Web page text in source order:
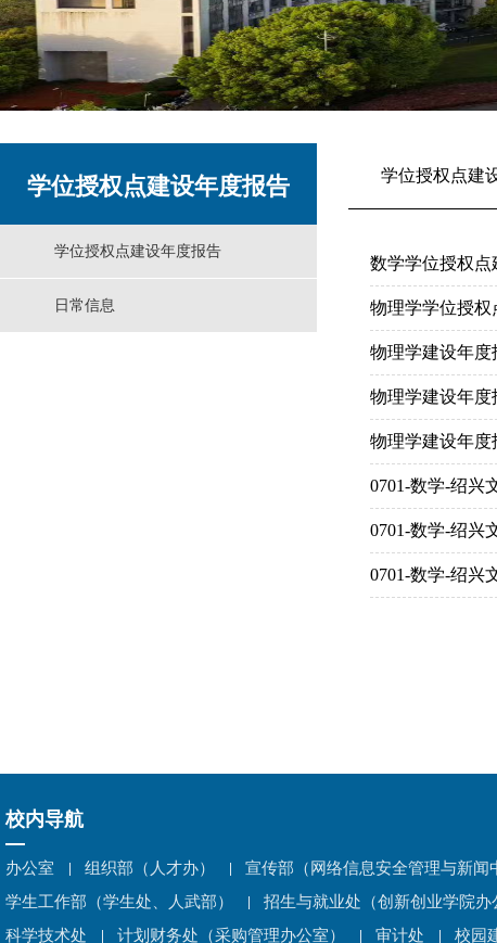
学位授权点建设年度报告
学位授权点建设年度报告
日常信息
学位授权点建
数学学位授权点
物理学学位授权
物理学建设年度
物理学建设年度
物理学建设年度
0701-数学-绍兴
0701-数学-绍兴
0701-数学-绍兴
校内导航
办公室 组织部（人才办） 宣传部（网络信息安全管理与新闻
学生工作部（学生处、人武部）
招生与就业处（创新创业学院办
科学技术处
计划财务处（采购管理办公室） 审计处 校园